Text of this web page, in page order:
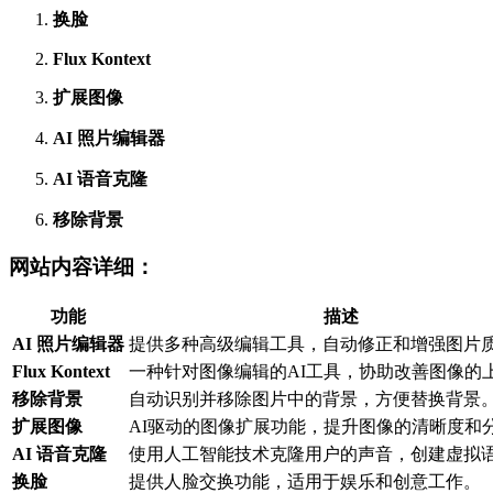
换脸
Flux Kontext
扩展图像
AI 照片编辑器
AI 语音克隆
移除背景
网站内容详细：
功能
描述
AI 照片编辑器 提供多种高级编辑工具，自动修正和增强图片
Flux Kontext
一种针对图像编辑的AI工具，协助改善图像的
移除背景
自动识别并移除图片中的背景，方便替换背景。
扩展图像
AI驱动的图像扩展功能，提升图像的清晰度和
AI 语音克隆
使用人工智能技术克隆用户的声音，创建虚拟
换脸
提供人脸交换功能，适用于娱乐和创意工作。